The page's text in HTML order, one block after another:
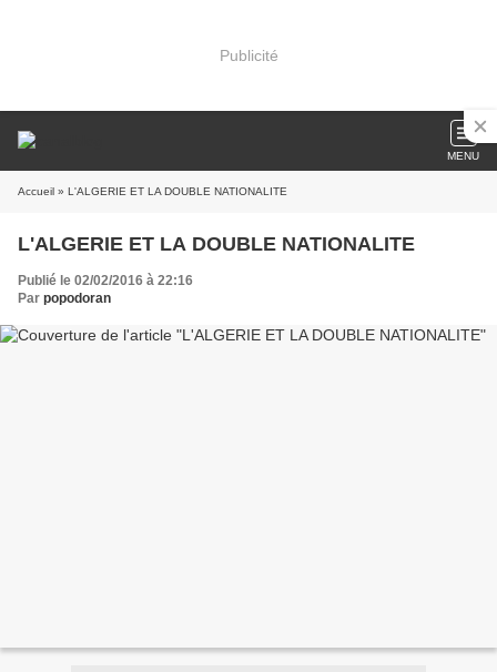
Publicité
MENU
Accueil » L'ALGERIE ET LA DOUBLE NATIONALITE
L'ALGERIE ET LA DOUBLE NATIONALITE
Publié le 02/02/2016 à 22:16
Par popodoran